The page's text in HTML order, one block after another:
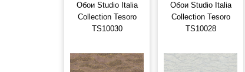
Обои Studio Italia
Collection Tesoro
TS10030
Обои Studio Italia
Collection Tesoro
TS10028